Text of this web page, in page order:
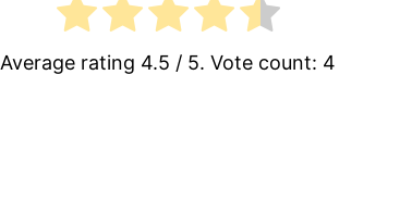
Average rating 4.5 / 5. Vote count: 4